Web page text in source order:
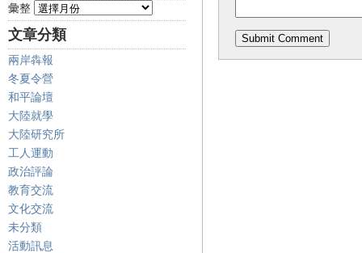
彙整
文章分類
兩岸犇報
冬夏令營
和平論壇
大陸就學
大陸研究所
工人運動
政治評論
教育交流
文化交流
未分類
活動訊息